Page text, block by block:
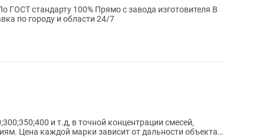
ГОСТ стандарту 100% Прямо с завода изготовителя В
по городу и области 24/7
и т.д, в точной концентрации смесей,
объекта